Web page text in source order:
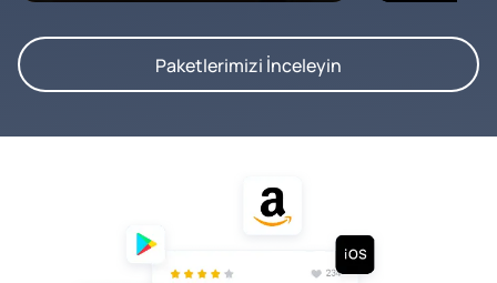
Paketlerimizi İnceleyin